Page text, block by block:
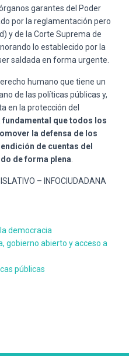
garantes del Poder
por la reglamentación pero
y de la Corte Suprema de
lo establecido por la
saldada en forma urgente.
humano que tiene un
de las políticas públicas y,
en la protección del
fundamental que todos los
la defensa de los
de cuentas del
de forma plena
– INFOCIUDADANA
democracia
gobierno abierto y acceso a
públicas